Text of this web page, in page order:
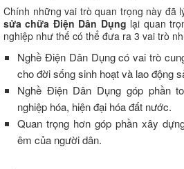
Chính những vai trò quan trọng này đã
sửa chữa Điện Dân Dụng lại quan
nghiệp như thế có thể đưa ra 3 vai trò
Nghề Điện Dân Dụng có vai trò
cho đời sống sinh hoạt và lao động
Nghề Điện Dân Dụng góp phần
nghiệp hóa, hiện đại hóa đất nước.
Quan trọng hơn góp phần xây
êm của người dân.